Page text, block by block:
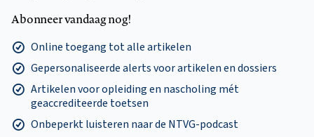
Abonneer vandaag nog!
Online toegang tot alle artikelen
Gepersonaliseerde alerts voor artikelen en dossiers
Artikelen voor opleiding en nascholing mét
geaccrediteerde toetsen
Onbeperkt luisteren naar de NTVG-podcast